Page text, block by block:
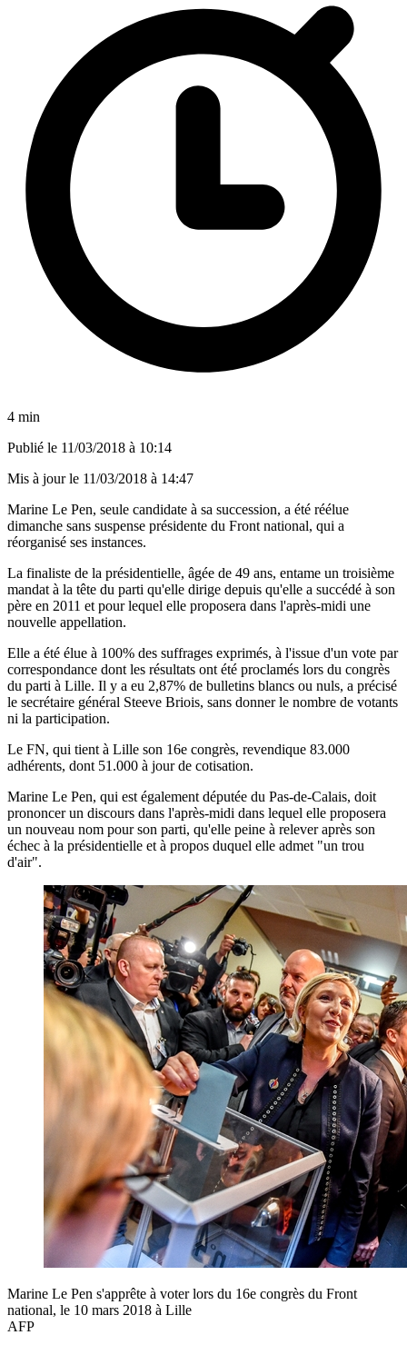
4 min
Publié le 11/03/2018 à 10:14
Mis à jour le 11/03/2018 à 14:47
Marine Le Pen, seule candidate à sa succession, a été réélue
dimanche sans suspense présidente du Front national, qui a
réorganisé ses instances.
La finaliste de la présidentielle, âgée de 49 ans, entame un troisième
mandat à la tête du parti qu'elle dirige depuis qu'elle a succédé à son
père en 2011 et pour lequel elle proposera dans l'après-midi une
nouvelle appellation.
Elle a été élue à 100% des suffrages exprimés, à l'issue d'un vote par
correspondance dont les résultats ont été proclamés lors du congrès
du parti à Lille. Il y a eu 2,87% de bulletins blancs ou nuls, a précisé
le secrétaire général Steeve Briois, sans donner le nombre de votants
ni la participation.
Le FN, qui tient à Lille son 16e congrès, revendique 83.000
adhérents, dont 51.000 à jour de cotisation.
Marine Le Pen, qui est également députée du Pas-de-Calais, doit
prononcer un discours dans l'après-midi dans lequel elle proposera
un nouveau nom pour son parti, qu'elle peine à relever après son
échec à la présidentielle et à propos duquel elle admet "un trou
d'air".
Marine Le Pen s'apprête à voter lors du 16e congrès du Front
national, le 10 mars 2018 à Lille
AFP